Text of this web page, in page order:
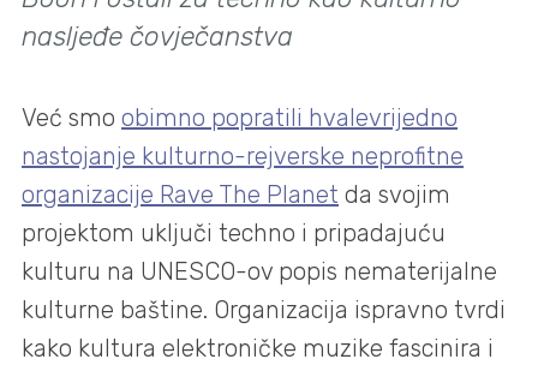
nasljeđe čovječanstva
Već smo obimno popratili hvalevrijedno
nastojanje kulturno-rejverske neprofitne
organizacije Rave The Planet da svojim
projektom uključi techno i pripadajuću
kulturu na UNESCO-ov popis nematerijalne
kulturne baštine. Organizacija ispravno tvrdi
kako kultura elektroničke muzike fascinira i